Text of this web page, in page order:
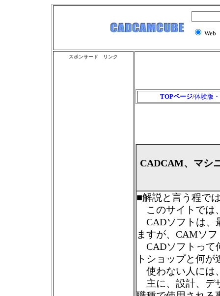
Web
スポンサード リンク
TOPページ/体験版
CADCAM、マシ
■解説と言う程で
このサイトでは
CADソフトは、
ますが、CAMソ
CADソフトって
トショップと何が
使わない人には
主に、設計、デ